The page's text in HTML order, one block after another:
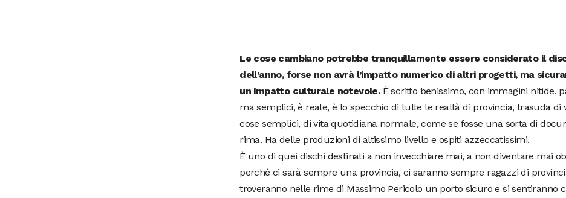
Le cose cambiano potrebbe tranquillamente essere considerato il
dell’anno, forse non avrà l’impatto numerico di altri progetti, ma
un impatto culturale notevole. È scritto benissimo, con immagini nitide,
ma semplici, è reale, è lo specchio di tutte le realtà di provincia, trasuda di
cose semplici, di vita quotidiana normale, come se fosse una sorta di
rima. Ha delle produzioni di altissimo livello e ospiti azzeccatissimi.
È uno di quei dischi destinati a non invecchiare mai, a non diventare mai
perché ci sarà sempre una provincia, ci saranno sempre ragazzi di
troveranno nelle rime di Massimo Pericolo un porto sicuro e si sentiranno